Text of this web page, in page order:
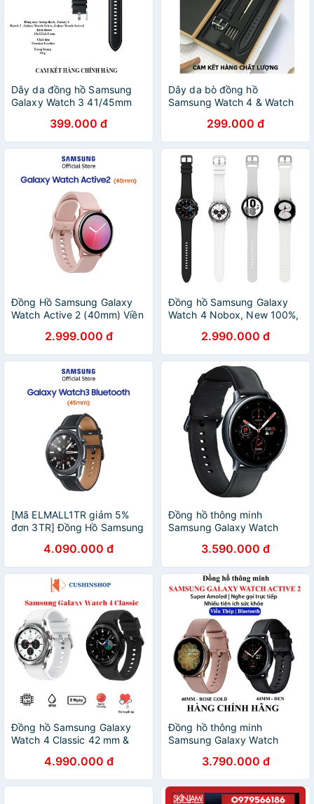
Dây da đồng hồ Samsung
Galaxy Watch 3 41/45mm
399.000 đ
Dây da bò đồng hồ
Samsung Watch 4 & Watch
299.000 đ
Đồng Hồ Samsung Galaxy
Watch Active 2 (40mm) Viền
2.999.000 đ
Đồng hồ Samsung Galaxy
Watch 4 Nobox, New 100%,
2.990.000 đ
[Mã ELMALL1TR giảm 5%
đơn 3TR] Đồng Hồ Samsung
(45mm)4.090.000 đ
Đồng hồ thông minh
Samsung Galaxy Watch
3.590.000 đ
Đồng hồ Samsung Galaxy
Watch 4 Classic 42 mm &
4.990.000 đ
Đồng hồ thông minh
Samsung Galaxy Watch
3.790.000 đ